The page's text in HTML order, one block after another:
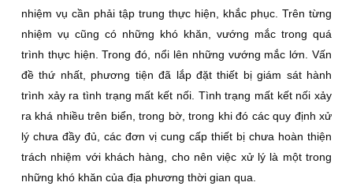
nhiệm vụ cần phải tập trung thực hiện, khắc phục. Trên từng
nhiệm vụ cũng có những khó khăn, vướng mắc trong quá
trình thực hiện. Trong đó, nổi lên những vướng mắc lớn. Vấn
đề thứ nhất, phương tiện đã lắp đặt thiết bị giám sát hành
trình xảy ra tình trạng mất kết nối. Tình trạng mất kết nối xảy
ra khá nhiều trên biển, trong bờ, trong khi đó các quy định xử
lý chưa đầy đủ, các đơn vị cung cấp thiết bị chưa hoàn thiện
trách nhiệm với khách hàng, cho nên việc xử lý là một trong
những khó khăn của địa phương thời gian qua.